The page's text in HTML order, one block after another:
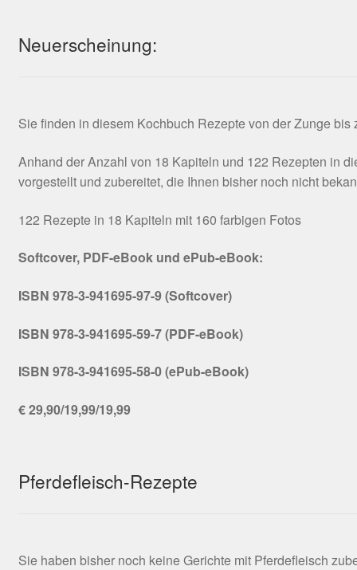
Neuerscheinung:
Sie finden in diesem Kochbuch Rezepte von der Zunge
Anhand der Anzahl von 18 Kapiteln und 122 Rezepten in
vorgestellt und zubereitet, die Ihnen bisher noch nicht
122 Rezepte in 18 Kapiteln mit 160 farbigen Fotos
Softcover, PDF-eBook und ePub-eBook:
ISBN 978-3-941695-97-9 (Softcover)
ISBN 978-3-941695-59-7 (PDF-eBook)
ISBN 978-3-941695-58-0 (ePub-eBook)
€ 29,90/19,99/19,99
Pferdefleisch-Rezepte
Sie haben bisher noch keine Gerichte mit Pferdefleisch